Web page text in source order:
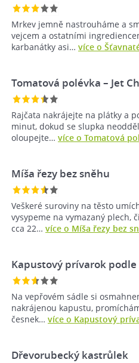
Mrkev jemně nastrouháme a
vejcem a ostatními
karbanátky asi… více o
Tomatová polévka – Jet
Rajčata nakrájejte na plátky a
minut, dokud se slupka
oloupejte… více o Tomatová
Míša řezy bez sněhu
Veškeré suroviny na těsto
vysypeme na vymazaný plech,
cca 22… více o Míša řezy bez
Kapustový prívarok podle
Na vepřovém sádle si
nakrájenou kapustu,
česnek… více o Kapustový
Dřevorubecký kastrůlek